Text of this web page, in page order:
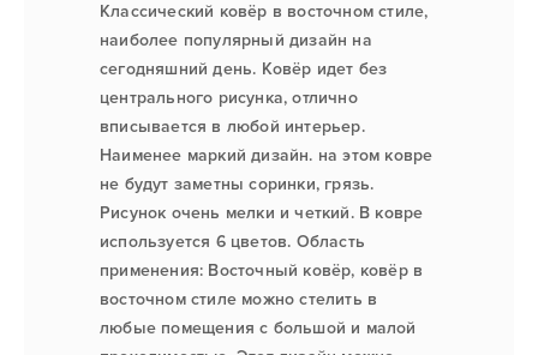
Классический ковёр в восточном стиле,
наиболее популярный дизайн на
сегодняшний день. Ковёр идет без
центрального рисунка, отлично
вписывается в любой интерьер.
Наименее маркий дизайн. на этом ковре
не будут заметны соринки, грязь.
Рисунок очень мелки и четкий. В ковре
используется 6 цветов. Область
применения: Восточный ковёр, ковёр в
восточном стиле можно стелить в
любые помещения с большой и малой